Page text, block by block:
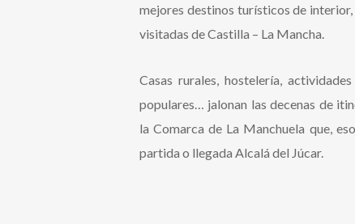
mejores destinos turísticos de
visitadas de Castilla – La Mancha.
Casas rurales, hostelería,
populares… jalonan las decenas de
la Comarca de La Manchuela que,
partida o llegada Alcalá del Júcar.